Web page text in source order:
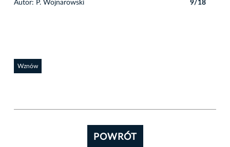
Autor: P. Wojnarowski 9/18
Wznów
POWRÓT